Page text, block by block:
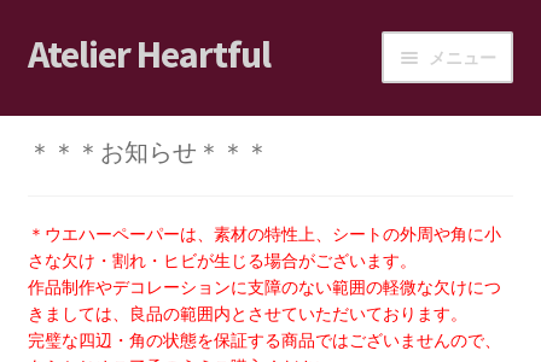
ナ
ビ
ン
へ
ス
キ
ッ
コ
ン
ス
キ
ッ
プ
Atelier Heartful メニュー
ホーム
カート
ログイン/マイアカウント
＊＊＊お知らせ＊＊＊
＊ウエハーペーパーは、素材の特性上、シートの外周や角に小
さな欠け・割れ・ヒビが生じる場合がございます。
作品制作やデコレーションに支障のない範囲の軽微な欠けにつ
きましては、良品の範囲内とさせていただいております。
完璧な四辺・角の状態を保証する商品ではございませんので、